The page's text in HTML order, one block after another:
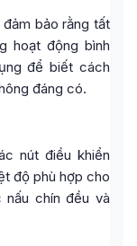
bảo rằng tất
hoạt động bình
để biết cách
đáng có.
nút điều khiển
độ phù hợp cho
chín đều và